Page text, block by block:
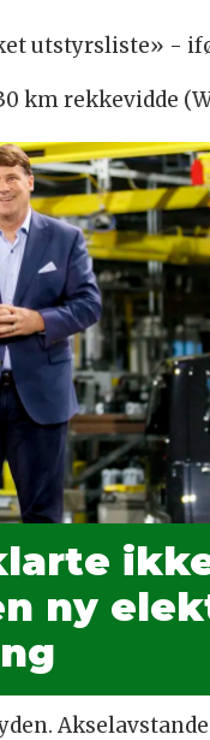
utstyrsliste» -
km rekkevidde
ny